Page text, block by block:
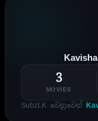
3
MOVIES
SubzLK වෙනුවෙන්